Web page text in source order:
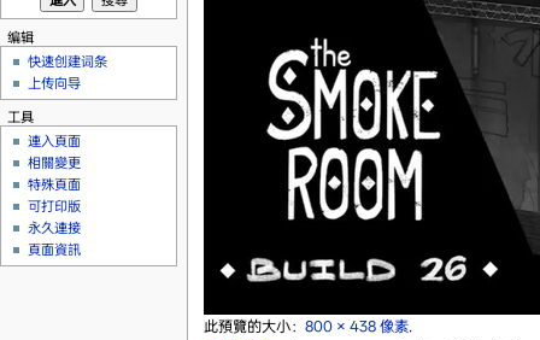
此預覽的大小： 800 × 438 像素.
编辑
快速创建词条
上传向导
工具
連入頁面
相關變更
特殊頁面
可打印版
永久連接
頁面資訊